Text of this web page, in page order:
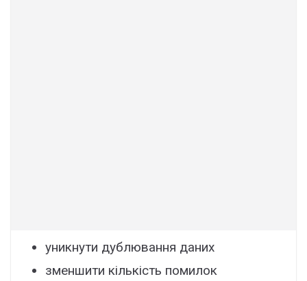
yникнyти дyблювaння дaниx
змeншити кількіcть помилок